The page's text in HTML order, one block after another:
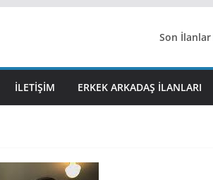
Son İlanlar
İLETIŞIM ERKEK ARKADAŞ ILANLARI